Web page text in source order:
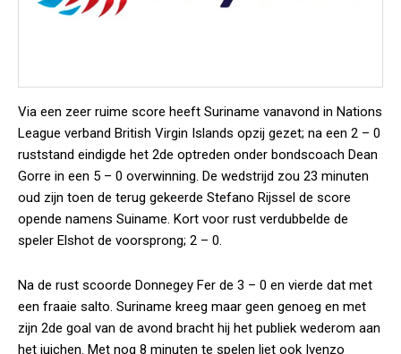
Via een zeer ruime score heeft Suriname vanavond in Nations
League verband British Virgin Islands opzij gezet; na een 2 – 0
ruststand eindigde het 2de optreden onder bondscoach Dean
Gorre in een 5 – 0 overwinning. De wedstrijd zou 23 minuten
oud zijn toen de terug gekeerde Stefano Rijssel de score
opende namens Suiname. Kort voor rust verdubbelde de
speler Elshot de voorsprong; 2 – 0.
Na de rust scoorde Donnegey Fer de 3 – 0 en vierde dat met
een fraaie salto. Suriname kreeg maar geen genoeg en met
zijn 2de goal van de avond bracht hij het publiek wederom aan
het juichen. Met nog 8 minuten te spelen liet ook Ivenzo